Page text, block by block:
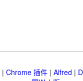
| Chrome 插件 | Alfred |